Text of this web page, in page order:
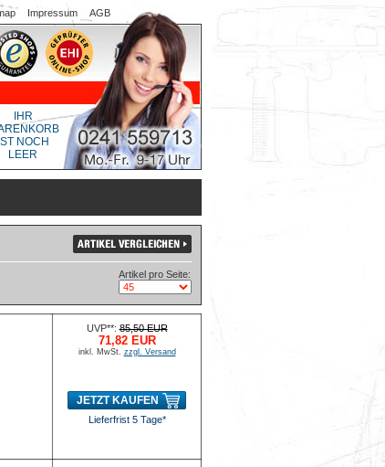
Impressum AGB
IHR
IST NOCH
LEER
Artikel pro Seite:
UVP**:85,50 EUR
71,82 EUR
inkl. MwSt. zzgl. Versand
JETZT KAUFEN
Lieferfrist 5 Tage*